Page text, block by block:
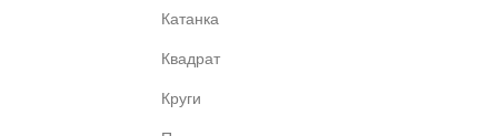
Катанка
Квадрат
Круги